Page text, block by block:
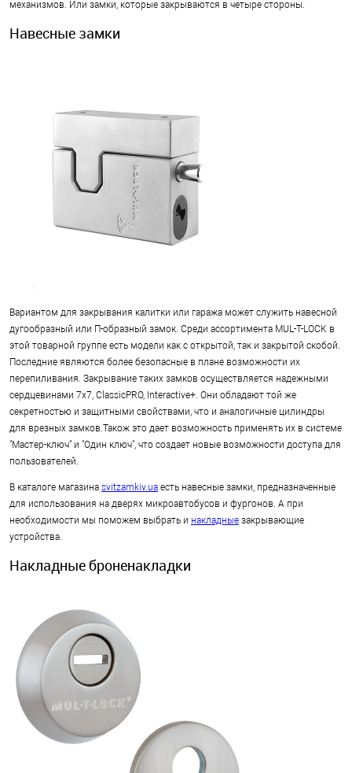
механизмов. Или замки, которые закрываются в четыре стороны.
Навесные замки
Вариантом для закрывания калитки или гаража может служить навесной
дугообразный или П-образный замок. Среди ассортимента MUL-T-LOCK в
этой товарной группе есть модели как с открытой, так и закрытой скобой.
Последние являются более безопасные в плане возможности их
перепиливания. Закрывание таких замков осуществляется надежными
сердцевинами 7x7, ClassicPRO, Interactive+. Они обладают той же
секретностью и защитными свойствами, что и аналогичные цилиндры
для врезных замков.Також это дает возможность применять их в системе
"Мастер-ключ" и "Один ключ", что создает новые возможности доступа для
пользователей.
В каталоге магазина svitzamkiv.ua есть навесные замки, предназначенные
для использования на дверях микроавтобусов и фургонов. А при
необходимости мы поможем выбрать и накладные закрывающие
устройства.
Накладные броненакладки